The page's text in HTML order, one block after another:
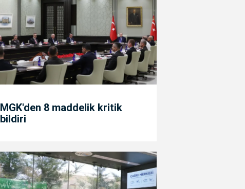
MGK'den 8 maddelik kritik
bildiri